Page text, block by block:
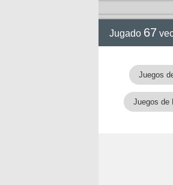
Jugado 67
Juegos
Juegos de